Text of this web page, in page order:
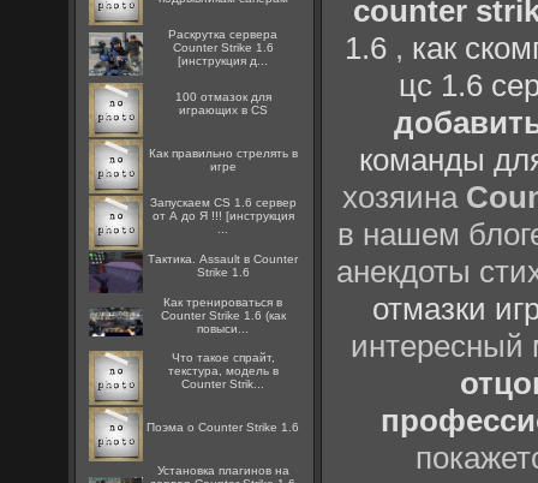
Раскрутка сервера
Counter Strike 1.6
[инструкция д...
100 отмазок для
играющих в CS
Как правильно стрелять в
игре
Запускаем CS 1.6 сервер
от А до Я !!! [инструкция
Тактика. Assault в Counter
Strike 1.6
Как тренироваться в
Counter Strike 1.6 (как
повыси...
Что такое спрайт,
текстура, модель в
Counter Strik...
Поэма о Counter Strike 1.6
Установка плагинов на
counter
1.6, как
цс 1.6
команды
хозяина
в нашем
анекдоты
отмазки
интересный